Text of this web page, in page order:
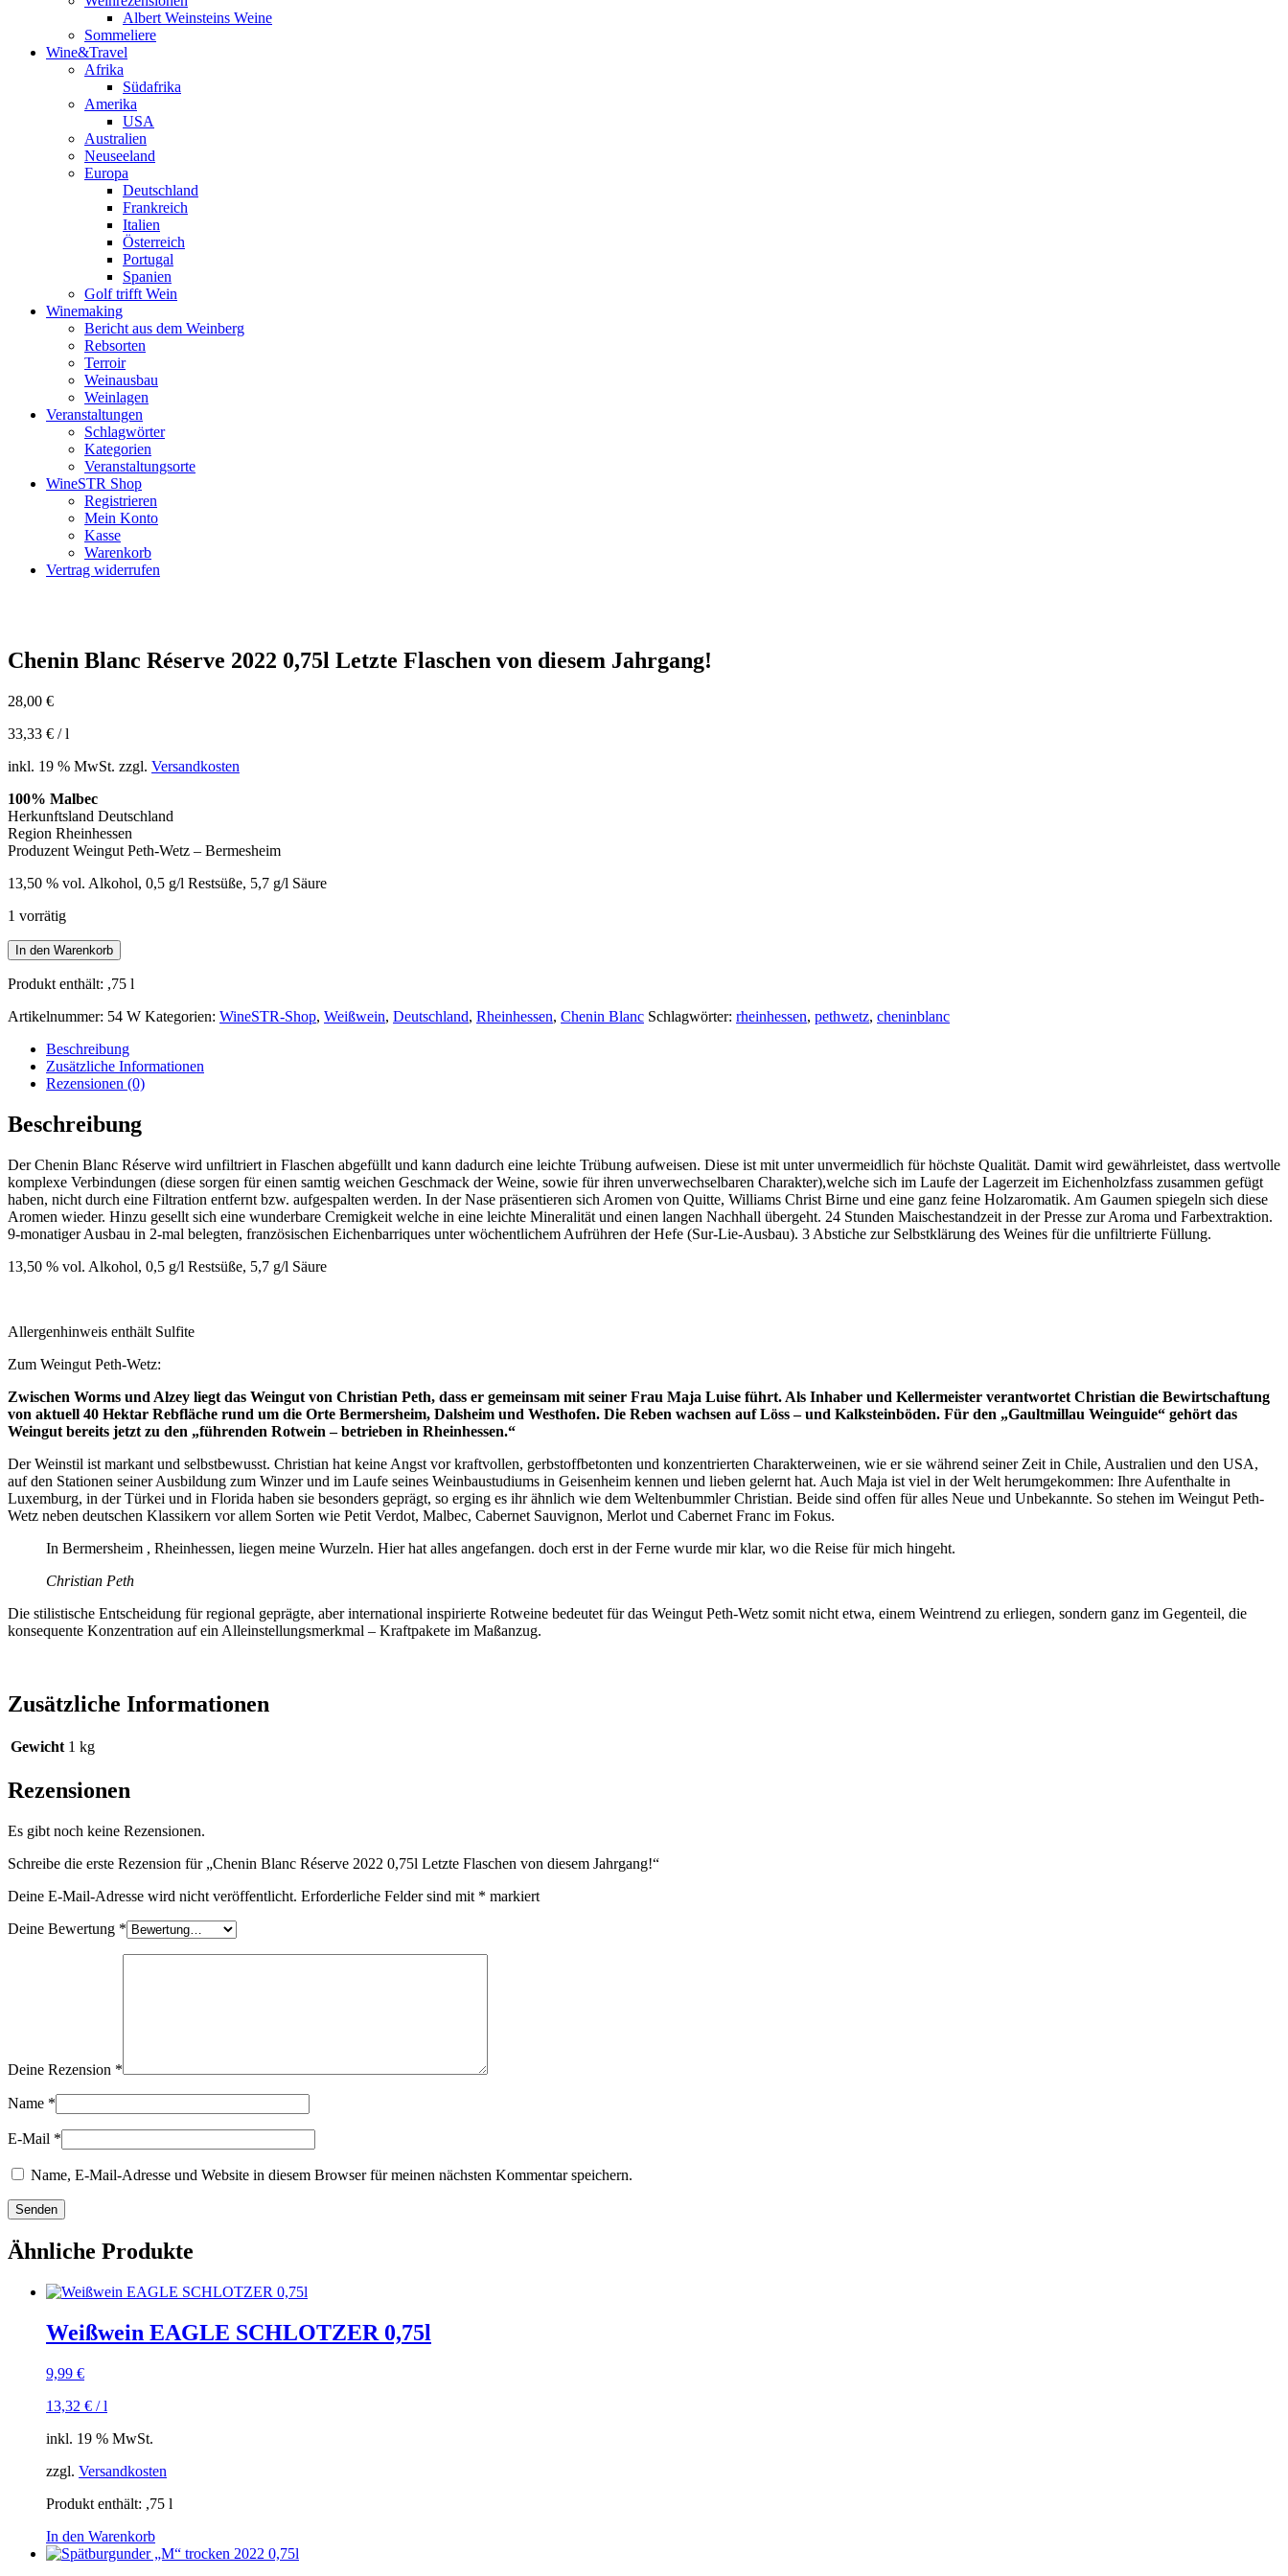
Albert Weinsteins Weine
Sommeliere
Wine&Travel
Afrika
Südafrika
Amerika
USA
Australien
Neuseeland
Europa
Deutschland
Frankreich
Italien
Österreich
Portugal
Spanien
Golf trifft Wein
Winemaking
Bericht aus dem Weinberg
Rebsorten
Terroir
Weinausbau
Weinlagen
Veranstaltungen
Schlagwörter
Kategorien
Veranstaltungsorte
WineSTR Shop
Registrieren
Mein Konto
Kasse
Warenkorb
Vertrag widerrufen
Chenin Blanc Réserve 2022 0,75l Letzte Flaschen von diesem Jahrgang!
28,00 €
33,33 € /l
inkl. 19 % MwSt. zzgl. Versandkosten
100% Malbec
Herkunftsland Deutschland
Region Rheinhessen
Produzent Weingut Peth-Wetz – Bermesheim
13,50 % vol. Alkohol, 0,5 g/l Restsüße, 5,7 g/l Säure
1 vorrätig
Chenin
Blanc
Réserve
0,75l
Flaschen
diesem
Menge
In den Warenkorb
Produkt enthält: ,75 l
Artikelnummer: 54 W Kategorien: WineSTR-Shop, Weißwein, Deutschland, Rheinhessen, Chenin Blanc Schlagwörter: rheinhessen, pethwetz, cheninblanc
Beschreibung
Zusätzliche Informationen
Rezensionen (0)
Beschreibung
Der Chenin Blanc Réserve wird unfiltriert in Flaschen abgefüllt und kann dadurch eine leichte Trübung aufweisen. Diese ist mit unter unvermeidlich für höchste Qualität. Damit wird gewährleistet, dass wertvolle
komplexe Verbindungen (diese sorgen für einen samtig weichen Geschmack der Weine, sowie für ihren unverwechselbaren Charakter),welche sich im Laufe der Lagerzeit im Eichenholzfass zusammen gefügt
haben, nicht durch eine Filtration entfernt bzw. aufgespalten werden. In der Nase präsentieren sich Aromen von Quitte, Williams Christ Birne und eine ganz feine Holzaromatik. Am Gaumen spiegeln sich diese
Aromen wieder. Hinzu gesellt sich eine wunderbare Cremigkeit welche in eine leichte Mineralität und einen langen Nachhall übergeht. 24 Stunden Maischestandzeit in der Presse zur Aroma und Farbextraktion.
9-monatiger Ausbau in 2-mal belegten, französischen Eichenbarriques unter wöchentlichem Aufrühren der Hefe (Sur-Lie-Ausbau). 3 Abstiche zur Selbstklärung des Weines für die unfiltrierte Füllung.
13,50 % vol. Alkohol, 0,5 g/l Restsüße, 5,7 g/l Säure
Allergenhinweis enthält Sulfite
Zum Weingut Peth-Wetz:
Zwischen Worms und Alzey liegt das Weingut von Christian Peth, dass er gemeinsam mit seiner Frau Maja Luise führt. Als Inhaber und Kellermeister verantwortet Christian die Bewirtschaftung
von aktuell 40 Hektar Rebfläche rund um die Orte Bermersheim, Dalsheim und Westhofen. Die Reben wachsen auf Löss – und Kalksteinböden. Für den „Gaultmillau Weinguide“ gehört das
Weingut bereits jetzt zu den „führenden Rotwein – betrieben in Rheinhessen.“
Der Weinstil ist markant und selbstbewusst. Christian hat keine Angst vor kraftvollen, gerbstoffbetonten und konzentrierten Charakterweinen, wie er sie während seiner Zeit in Chile, Australien und den USA,
auf den Stationen seiner Ausbildung zum Winzer und im Laufe seines Weinbaustudiums in Geisenheim kennen und lieben gelernt hat. Auch Maja ist viel in der Welt herumgekommen: Ihre Aufenthalte in
Luxemburg, in der Türkei und in Florida haben sie besonders geprägt, so erging es ihr ähnlich wie dem Weltenbummler Christian. Beide sind offen für alles Neue und Unbekannte. So stehen im Weingut Peth-
Wetz neben deutschen Klassikern vor allem Sorten wie Petit Verdot, Malbec, Cabernet Sauvignon, Merlot und Cabernet Franc im Fokus.
In Bermersheim , Rheinhessen, liegen meine Wurzeln. Hier hat alles angefangen. doch erst in der Ferne wurde mir klar, wo die Reise für mich hingeht.
Christian Peth
Die stilistische Entscheidung für regional geprägte, aber international inspirierte Rotweine bedeutet für das Weingut Peth-Wetz somit nicht etwa, einem Weintrend zu erliegen, sondern ganz im Gegenteil, die
konsequente Konzentration auf ein Alleinstellungsmerkmal – Kraftpakete im Maßanzug.
Zusätzliche Informationen
Gewicht 1 kg
Rezensionen
Es gibt noch keine Rezensionen.
Schreibe die erste Rezension für „Chenin Blanc Réserve 2022 0,75l Letzte Flaschen von diesem Jahrgang!“
Deine E-Mail-Adresse wird nicht veröffentlicht. Erforderliche Felder sind mit * markiert
Deine Bewertung *
Deine Rezension *
Name *
E-Mail *
Name, E-Mail-Adresse und Website in diesem Browser für meinen nächsten Kommentar speichern.
Ähnliche Produkte
Weißwein EAGLE SCHLOTZER 0,75l
9,99 €
13,32 € /l
inkl. 19 % MwSt.
zzgl. Versandkosten
Produkt enthält: ,75 l
In den Warenkorb